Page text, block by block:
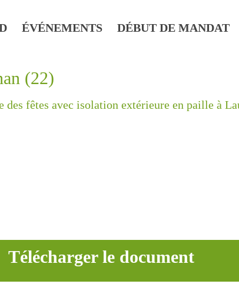
ÉVÉNEMENTS DÉBUT DE MANDAT
(22)
fêtes avec isolation extérieure en paille à
Télécharger le document